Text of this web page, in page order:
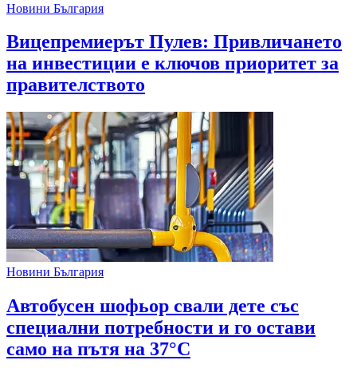
Новини България
Вицепремиерът Пулев: Привличането
на инвестиции е ключов приоритет за
правителството
Новини България
Автобусен шофьор свали дете със
специални потребности и го остави
само на пътя на 37°C